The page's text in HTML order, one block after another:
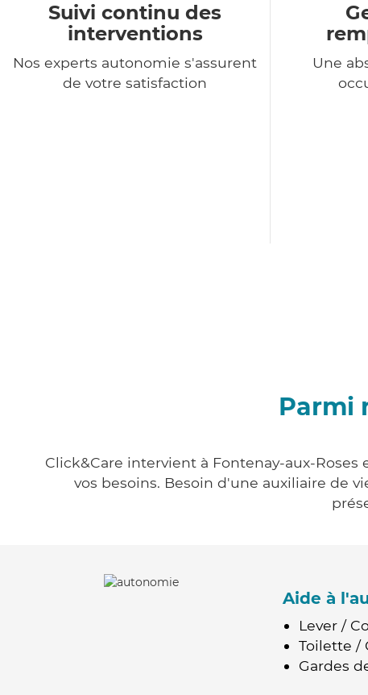
Suivi continu des
interventions
Nos experts autonomie s'assurent
de votre satisfaction
Une
Parmi
Click&Care intervient à Fontenay-aux-
vos besoins. Besoin d'une auxiliaire de
Aide à
Lever /
Toilette /
Gardes